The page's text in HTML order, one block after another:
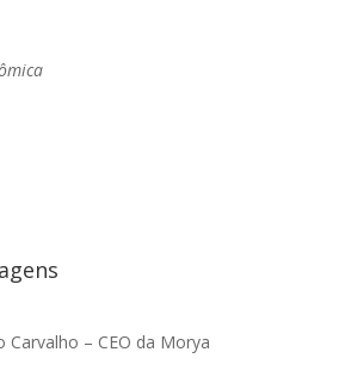
Carvalho – CEO da Morya